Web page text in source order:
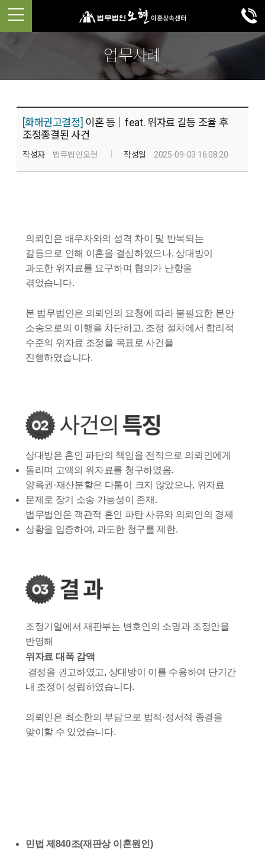
업무사례
[화해권고결정] 이혼 등│feat. 위자료 갈등 조율 후
조정종결된 사건
작성자 법무법인오현 작성일 2025-09-03 16:08:20
의뢰인은 배우자와의 성격 차이 및 반복되는
갈등으로 인해 이혼을 결심하였으나, 상대방이
과도한 위자료를 요구하며 협의가 난항을
겪었습니다.
본 법무법인은 의뢰인의 요청에 따라 불필요한 본안
소송으로의 이행을 차단하고, 조정 절차에서 합리적
수준의 위자료 조정을 목표로 사건을
진행하였습니다.
상대방은 혼인 파탄의 책임을 전적으로 의뢰인에게
돌리며 고액의 위자료를 청구하였음.
양육권·재산분할은 다툼이 크지 않았으나, 위자료
문제로 장기 소송 가능성이 존재.
법무법인은 객관적 혼인 파탄 사유와 의뢰인의 경제
상황을 입증하여, 과도한 청구를 제한.
조정기일에서 재판부는 변호인의 소명과 조정안을
반영해
위자료 대폭 감액
결정을 권고하였고, 상대방이 이를 수용하여 단기간
내 조정이 성립하였습니다.
의뢰인은 최소한의 부담으로 법적·정서적 종결을
맞이할 수 있었습니다.
민법 제840조(재판상 이혼원인)